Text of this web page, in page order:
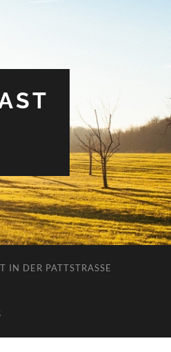
IN DER PATTSTRASSE